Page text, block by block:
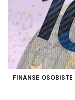
FINANSE OSOBISTE